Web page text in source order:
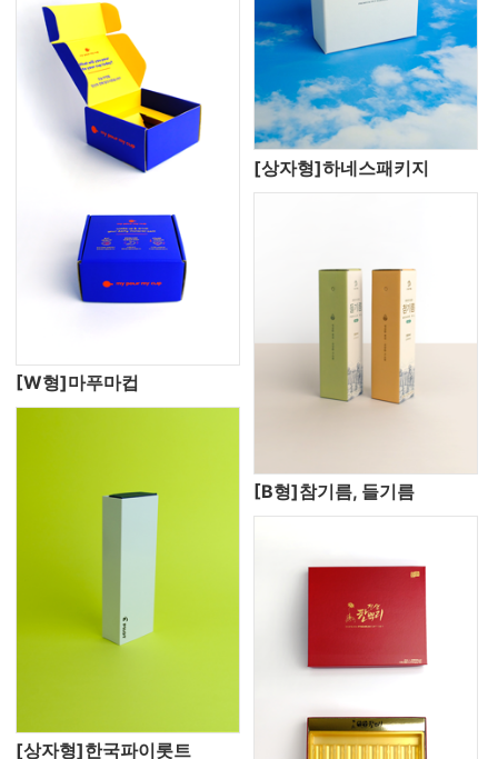
[W형]마푸마컵
[상자형]하네스패키지
[상자형]한국파이롯트
[B형]참기름, 들기름